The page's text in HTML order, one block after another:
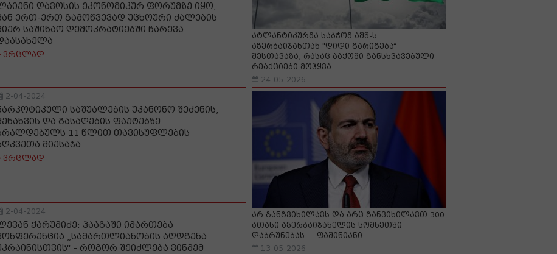
დავოსის ეკონომიკურ ფორუმზე იყო,
ერთ-ერთ გამოწვევად უცხოური ძალების
საშინაო დემოკრატიებში ჩარევა
ვრცლად
2-04-2024
საშუალების უკანონო შეძენის,
და გასაღების ფაქტებზე
11 წლით თავისუფლების
მიესაჯა
ვრცლად
2-04-2024
ქარუმიძე: ჰააგაში იმართება
„სამართლიანობის აღდგენა
- როგორ შეიძლება ვინმემ
ატლანტიკურმა საბჭომ აშშ-ს
აზერბაიჯანთან "დიდი გარიგება“
შესთავაზა, რასაც ბაქოში განსხვავებული
რეაქციები მოჰყვა
24-05-2026
არ განგვიხილავს და არც განვიხილავთ 300
ათასი აზერბაიჯანელის სომხეთში
დაბრუნებას — ფაშინიანი
13-05-2026